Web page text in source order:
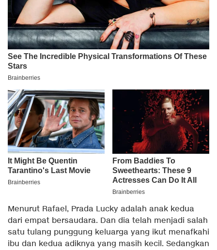
Menurut Rafael, Prada Lucky adalah anak kedua
dari empat bersaudara. Dan dia telah menjadi salah
satu tulang punggung keluarga yang ikut menafkahi
ibu dan kedua adiknya yang masih kecil. Sedangkan